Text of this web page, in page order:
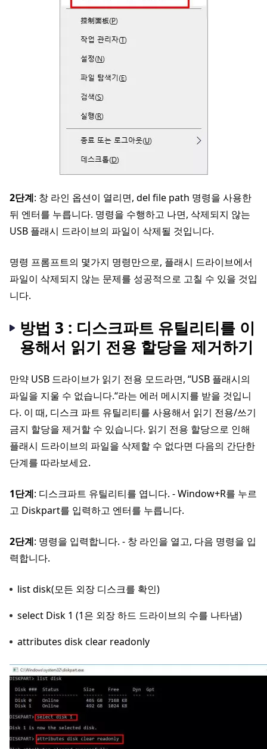
2단계: 창 라인 옵션이 열리면, del file path 명령을 사용한
뒤 엔터를 누릅니다. 명령을 수행하고 나면, 삭제되지 않는
USB 플래시 드라이브의 파일이 삭제될 것입니다.
명령 프롬프트의 몇가지 명령만으로, 플래시 드라이브에서
파일이 삭제되지 않는 문제를 성공적으로 고칠 수 있을 것입
니다.
방법 3 : 디스크파트 유틸리티를 이
용해서 읽기 전용 할당을 제거하기
만약 USB 드라이브가 읽기 전용 모드라면, “USB 플래시의
파일을 지울 수 없습니다.“라는 에러 메시지를 받을 것입니
다. 이 때, 디스크 파트 유틸리티를 사용해서 읽기 전용/쓰기
금지 할당을 제거할 수 있습니다. 읽기 전용 할당으로 인해
플래시 드라이브의 파일을 삭제할 수 없다면 다음의 간단한
단계를 따라보세요.
1단계: 디스크파트 유틸리티를 엽니다. - Window+R를 누르
고 Diskpart를 입력하고 엔터를 누릅니다.
2단계: 명령을 입력합니다. - 창 라인을 열고, 다음 명령을 입
력합니다.
list disk(모든 외장 디스크를 확인)
select Disk 1 (1은 외장 하드 드라이브의 수를 나타냄)
attributes disk clear readonly